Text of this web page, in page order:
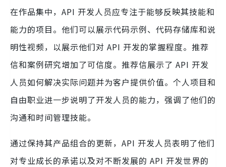
在作品集中，API 开发人员应专注于能够反映其技能和
能力的项目。他们可以展示代码示例、代码存储库和说
明性视频，以展示他们对 API 开发的掌握程度。推荐
信和案例研究增加了可信度。推荐信展示了 API 开发
人员如何解决实际问题并为客户提供价值。个人项目和
自由职业进一步说明了开发人员的能力，强调了他们的
沟通和时间管理技能。
通过保持其产品组合的更新，API 开发人员表明了他们
对专业成长的承诺以及对不断发展的 API 开发世界的